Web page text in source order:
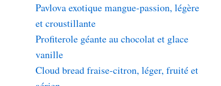
Pavlova exotique mangue-passion, légère
et croustillante
Profiterole géante au chocolat et glace
vanille
Cloud bread fraise-citron, léger, fruité et